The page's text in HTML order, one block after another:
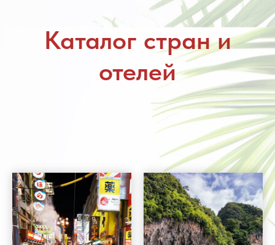
Каталог стран и
отелей